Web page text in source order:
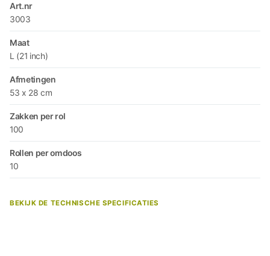
Art.nr
3003
Maat
L (21 inch)
Afmetingen
53 x 28 cm
Zakken per rol
100
Rollen per omdoos
10
BEKIJK DE TECHNISCHE SPECIFICATIES